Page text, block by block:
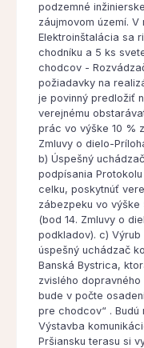
podzemné
záujmovom území.
Elektroinštalácia sa
chodníku a 5 ks
chodcov -
požiadavky na
je povinný predložiť
verejnému
prác vo výške 10 %
Zmluvy o dielo-
b) Úspešný
podpísania
celku, poskytnúť
zábezpeku vo výške
(bod 14. Zmluvy o
podkladov). c)
úspešný uchádzač
Banská Bystrica,
zvislého
bude v počte
pre chodcov“ .
Výstavba
Pršiansku terasu si